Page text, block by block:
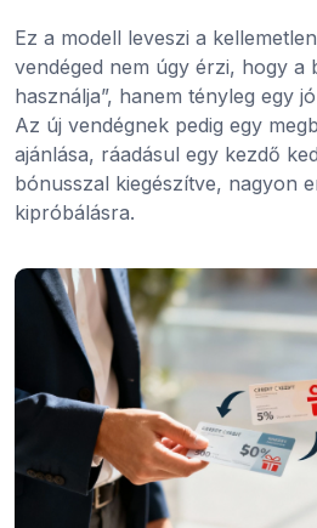
Ez a modell leveszi a
vendéged nem úgy érzi, hogy a
használja”, hanem tényleg egy
Az új vendégnek pedig egy
ajánlása, ráadásul egy kezdő
bónusszal kiegészítve, nagyon
kipróbálásra.